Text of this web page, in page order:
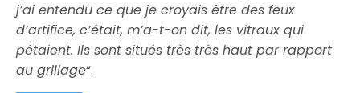
j’ai entendu ce que je croyais être des feux
d’artifice, c’était, m’a-t-on dit, les vitraux qui
pétaient. Ils sont situés très très haut par rapport
au grillage“.